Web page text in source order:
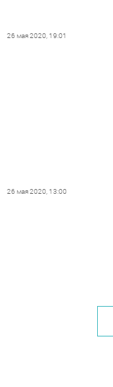
26 мая 2020, 19:01
26 мая 2020, 13:00